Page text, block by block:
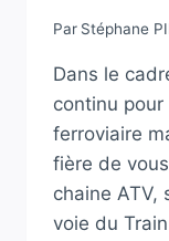
Par Stéphane
Dans le
continu
ferroviaire
fière de
chaine ATV,
voie du